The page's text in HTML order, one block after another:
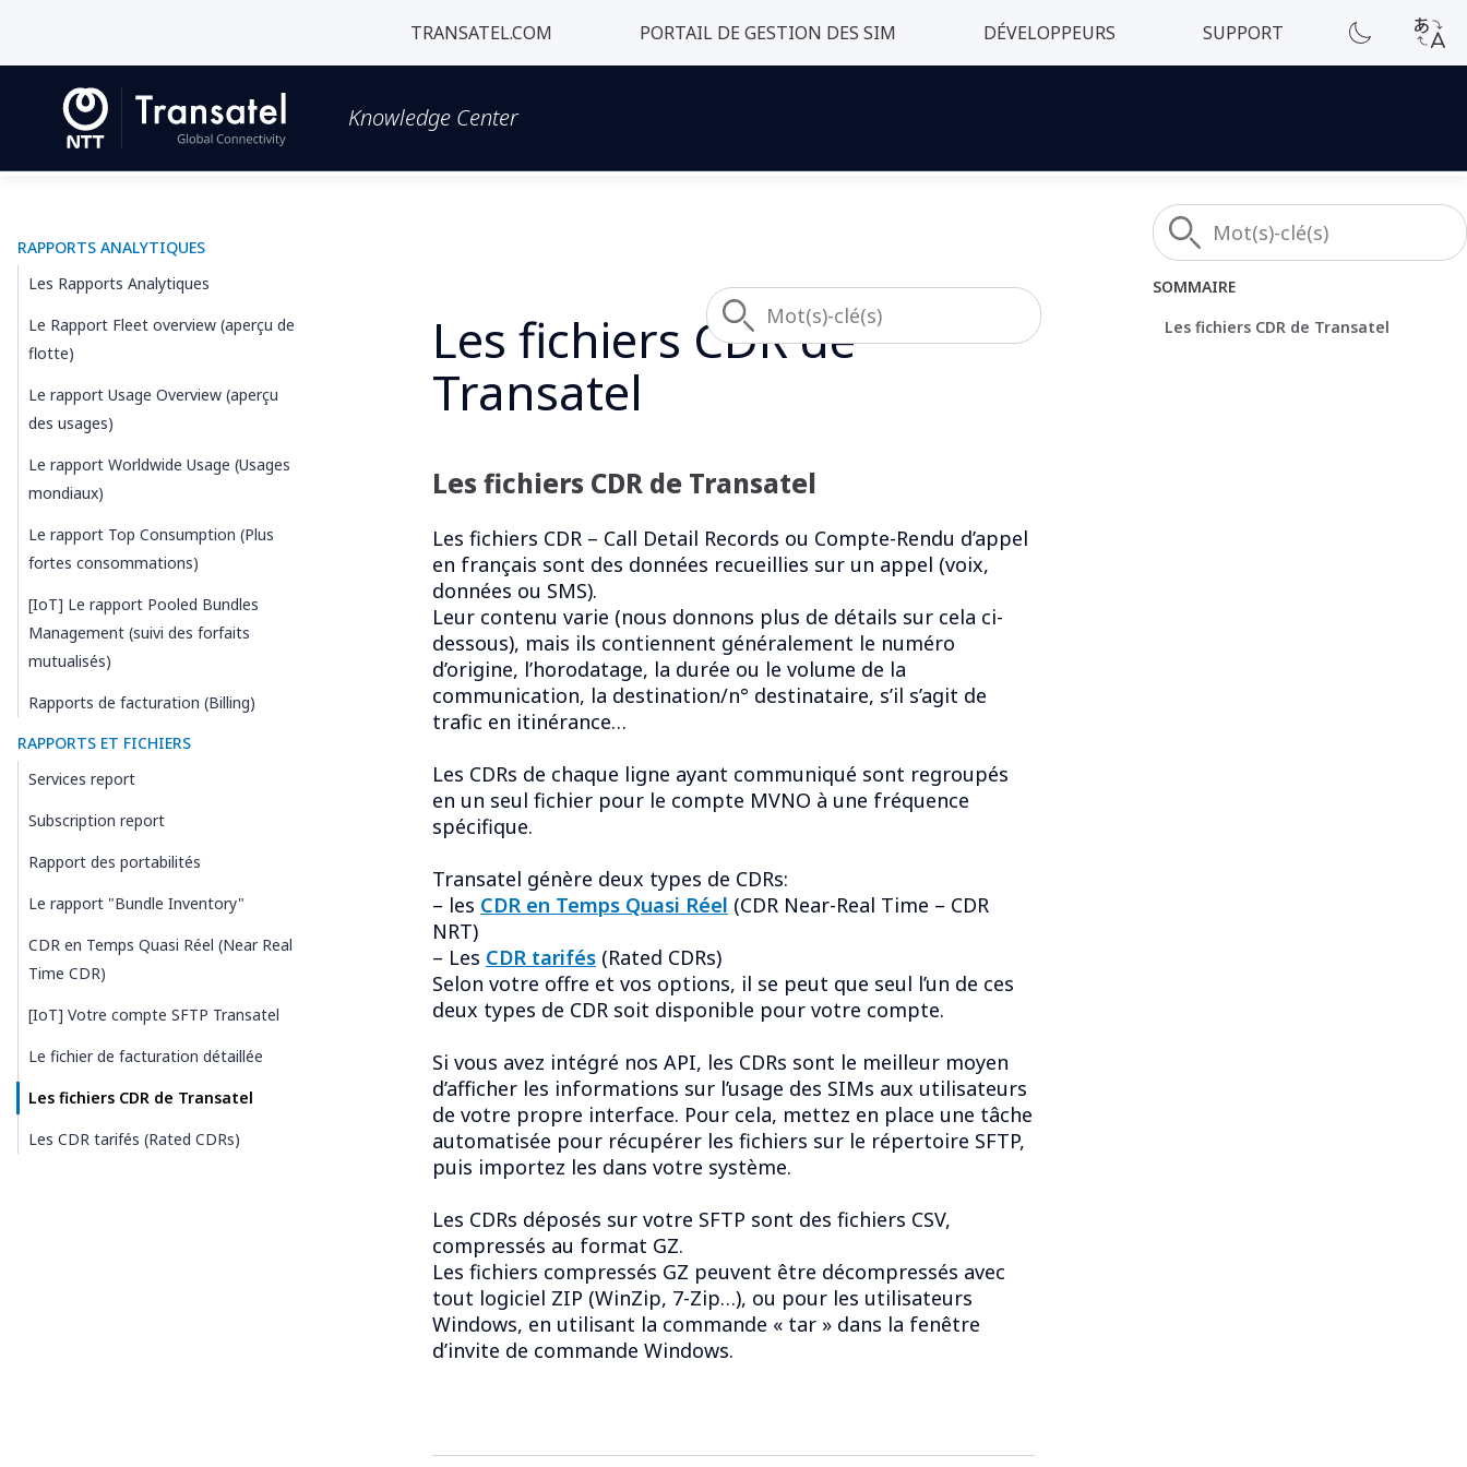
TRANSATEL.COM PORTAIL DE GESTION DES SIM DÉVELOPPEURS SUPPORT
Knowledge Center
RAPPORTS ANALYTIQUES
Les Rapports Analytiques
Le Rapport Fleet overview (aperçu de
flotte)
Le rapport Usage Overview (aperçu
des usages)
Le rapport Worldwide Usage (Usages
mondiaux)
Le rapport Top Consumption (Plus
fortes consommations)
[IoT] Le rapport Pooled Bundles
Management (suivi des forfaits
mutualisés)
Rapports de facturation (Billing)
RAPPORTS ET FICHIERS
Services report
Subscription report
Rapport des portabilités
Le rapport "Bundle Inventory"
CDR en Temps Quasi Réel (Near Real
Time CDR)
[IoT] Votre compte SFTP Transatel
Le fichier de facturation détaillée
Les fichiers CDR de Transatel
Les CDR tarifés (Rated CDRs)
Les fichiers CDR de
Transatel
Les fichiers CDR de Transatel
Les fichiers CDR – Call Detail Records ou Compte-Rendu d’appel
en français sont des données recueillies sur un appel (voix,
données ou SMS).
Leur contenu varie (nous donnons plus de détails sur cela ci-
dessous), mais ils contiennent généralement le numéro
d’origine, l’horodatage, la durée ou le volume de la
communication, la destination/n° destinataire, s’il s’agit de
trafic en itinérance…
Les CDRs de chaque ligne ayant communiqué sont regroupés
en un seul fichier pour le compte MVNO à une fréquence
spécifique.
Transatel génère deux types de CDRs:
– les CDR en Temps Quasi Réel (CDR Near-Real Time – CDR
NRT)
– Les CDR tarifés (Rated CDRs)
Selon votre offre et vos options, il se peut que seul l’un de ces
deux types de CDR soit disponible pour votre compte.
Si vous avez intégré nos API, les CDRs sont le meilleur moyen
d’afficher les informations sur l’usage des SIMs aux utilisateurs
de votre propre interface. Pour cela, mettez en place une tâche
automatisée pour récupérer les fichiers sur le répertoire SFTP,
puis importez les dans votre système.
Les CDRs déposés sur votre SFTP sont des fichiers CSV,
compressés au format GZ.
Les fichiers compressés GZ peuvent être décompressés avec
tout logiciel ZIP (WinZip, 7-Zip…), ou pour les utilisateurs
Windows, en utilisant la commande « tar » dans la fenêtre
d’invite de commande Windows.
SOMMAIRE
Les fichiers CDR de Transatel